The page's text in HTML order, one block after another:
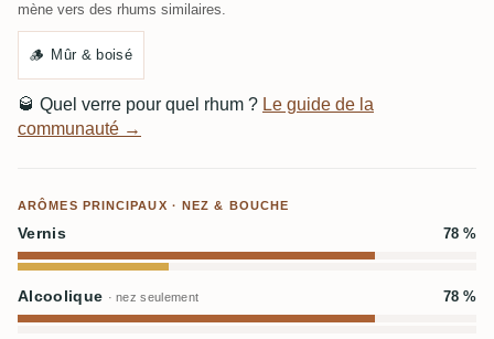
mène vers des rhums similaires.
🪵 Mûr & boisé
🥃 Quel verre pour quel rhum ? Le guide de la
communauté →
ARÔMES PRINCIPAUX · NEZ & BOUCHE
Vernis 78 %
Alcoolique · nez seulement 78 %